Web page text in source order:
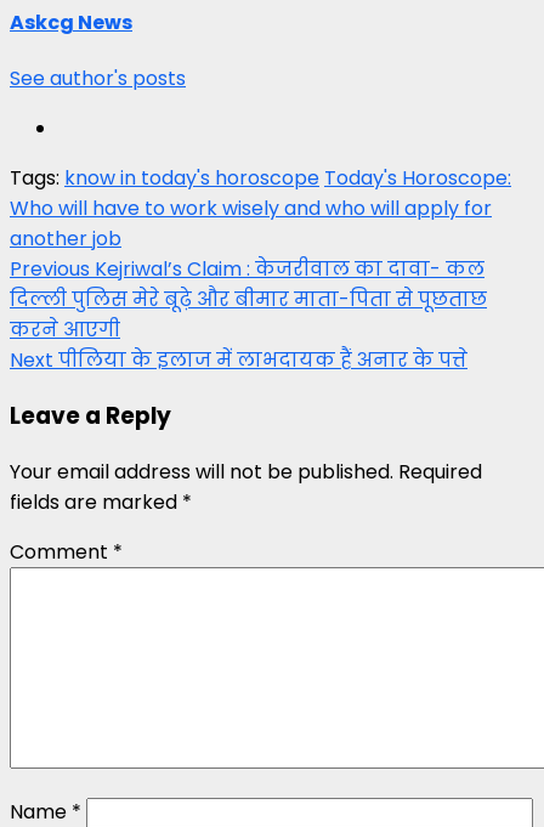
Askcg News
See author's posts
Tags: know in today's horoscope Today's Horoscope:
Who will have to work wisely and who will apply for
another job
Post
navigation
Previous Kejriwal’s Claim : केजरीवाल का दावा- कल
दिल्ली पुलिस मेरे बूढ़े और बीमार माता-पिता से पूछताछ
करने आएगी
Next पीलिया के इलाज में लाभदायक हैं अनार के पत्ते
Leave a Reply
Your email address will not be published. Required
fields are marked *
Comment *
Name *